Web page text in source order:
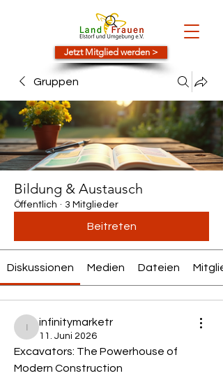
Jetzt Mitglied werden >
Gruppen
Bildung & Austausch
Öffentlich · 3 Mitglieder
Beitreten
Diskussionen Medien Dateien
infinitymarketr
infinitymarketr
11. Juni 2026
Excavators: The Powerhouse of
Modern Construction